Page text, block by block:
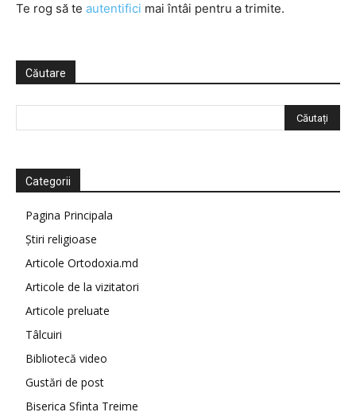
Te rog să te autentifici mai întâi pentru a trimite.
Căutare
Categorii
Pagina Principala
Știri religioase
Articole Ortodoxia.md
Articole de la vizitatori
Articole preluate
Tâlcuiri
Bibliotecă video
Gustări de post
Biserica Sfinta Treime